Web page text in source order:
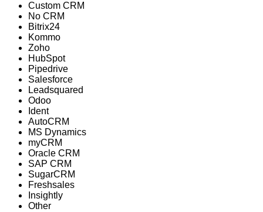
Custom CRM
No CRM
Bitrix24
Kommo
Zoho
HubSpot
Pipedrive
Salesforce
Leadsquared
Odoo
Ident
AutoCRM
MS Dynamics
myCRM
Oracle CRM
SAP CRM
SugarCRM
Freshsales
Insightly
Other